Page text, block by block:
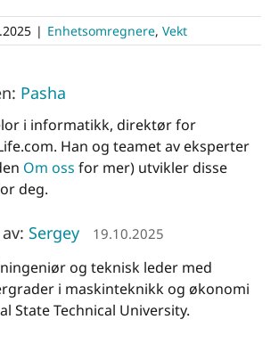
| Enhetsomregnere, Vekt
Pasha
i informatikk, direktør for
Han og teamet av eksperter
Om oss for mer) utvikler disse
deg.
Sergey 19.10.2025
og teknisk leder med
i maskinteknikk og økonomi
State Technical University.